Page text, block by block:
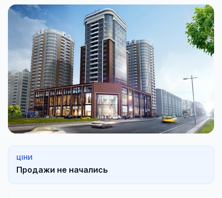
ЦІНИ
Продажи не начались